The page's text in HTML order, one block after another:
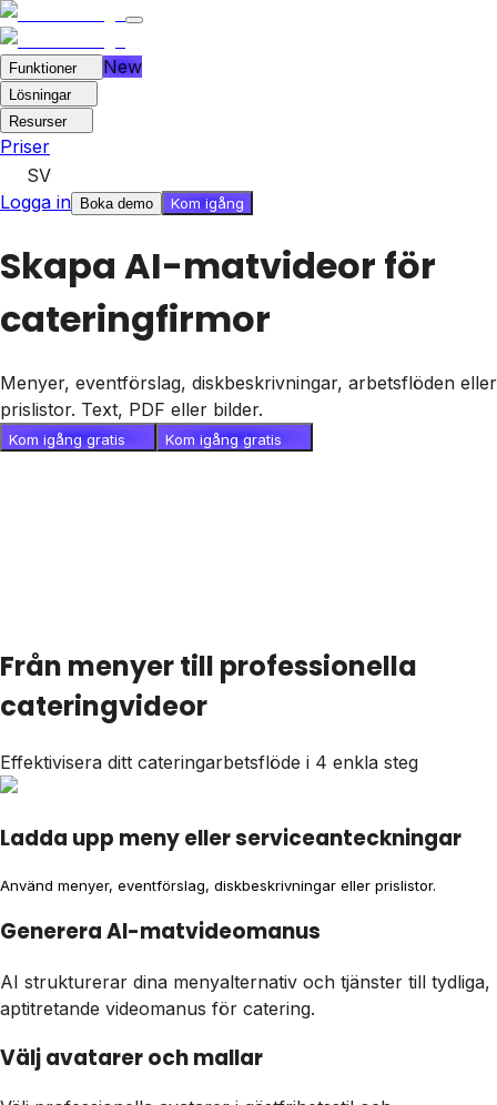
Funktioner New
Lösningar
Resurser
Priser
SV
Logga in
Boka demo Kom igång
Skapa AI-matvideor för
cateringfirmor
Menyer, eventförslag, diskbeskrivningar, arbetsflöden eller
prislistor. Text, PDF eller bilder.
Kom igång gratis Kom igång gratis
Från menyer till professionella
cateringvideor
Effektivisera ditt cateringarbetsflöde i 4 enkla steg
Ladda upp meny eller serviceanteckningar
Använd menyer, eventförslag, diskbeskrivningar eller prislistor.
Generera AI-matvideomanus
AI strukturerar dina menyalternativ och tjänster till tydliga,
aptitretande videomanus för catering.
Välj avatarer och mallar